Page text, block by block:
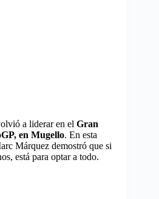
a liderar en el Gran
en Mugello. En esta
Márquez demostró que si
está para optar a todo.